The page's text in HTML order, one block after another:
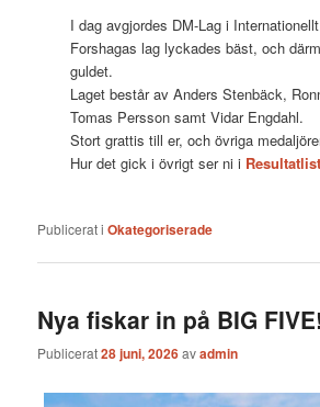
I dag avgjordes DM-Lag i
Forshagas lag lyckades bäst, och
guldet.
Laget består av Anders Stenbäck,
Tomas Persson samt Vidar Engdahl.
Stort grattis till er, och övriga
Hur det gick i övrigt ser ni i
Publicerat i Okategoriserade
Nya fiskar in på BIG FIVE!
Publicerat28 juni, 2026avadmin